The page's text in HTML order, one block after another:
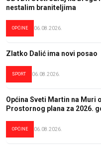
nestalim braniteljima
OPĆINE 06.08.2026.
Zlatko Dalić ima novi posao
SPORT 06.08.2026.
Općina Sveti Martin na
Prostornog plana za 2026.
OPĆINE 06.08.2026.